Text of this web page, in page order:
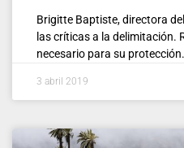
Brigitte Baptiste, directora
las críticas a la delimitación.
necesario para su protección.
3 abril 2019